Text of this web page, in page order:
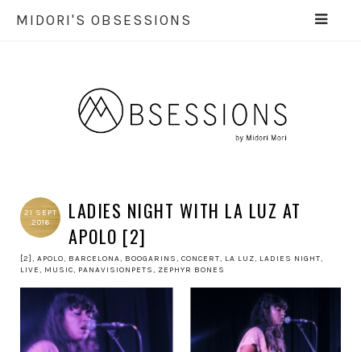
MIDORI'S OBSESSIONS
21 SEPT
2016
LADIES NIGHT WITH LA LUZ AT
APOLO [2]
[2] , APOLO, BARCELONA, BOOGARINS , CONCERT, LA LUZ, LADIES NIGHT,
LIVE , MUSIC, PANAVISIONPETS , ZEPHYR BONES